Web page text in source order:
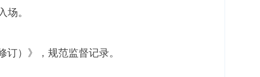
场。
）》，规范监督记录。